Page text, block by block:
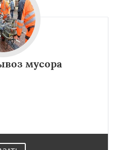
мусора